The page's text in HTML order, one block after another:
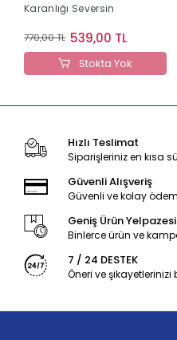
Karanlığı Seversin
770,00 TL 539,00 TL
Stokta Yok
Hızlı Teslimat
Siparişleriniz en kısa
Güvenli Alışveriş
Güvenli ve kolay
Geniş Ürün Yelpazesi
Binlerce ürün ve
7 / 24 DESTEK
Öneri ve şikayetlerinizi